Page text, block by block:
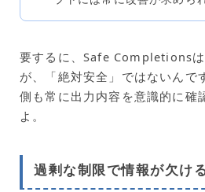
要するに、Safe Completions
が、「絶対安全」ではないんで
側も常に出力内容を意識的に確
よ。
過剰な制限で情報が欠け